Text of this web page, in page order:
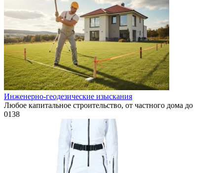
Инженерно-геодезические изыскания
Любое капитальное строительство, от частного дома до
0138